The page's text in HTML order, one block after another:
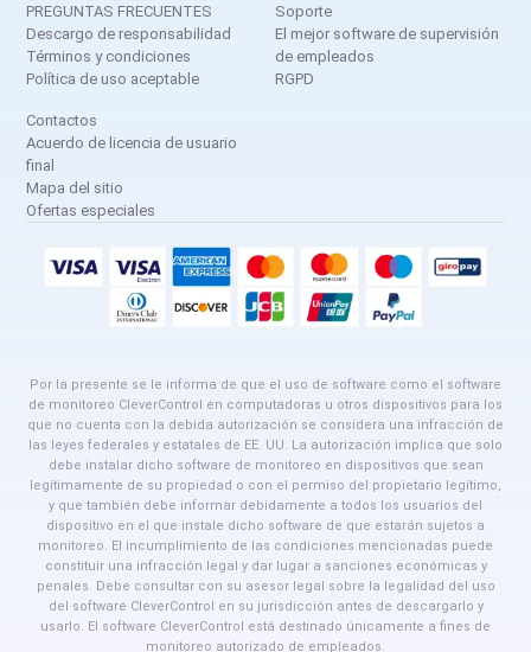
PREGUNTAS FRECUENTES
Descargo de responsabilidad
Términos y condiciones
Política de uso aceptable
Soporte
El mejor software de supervisión
de empleados
RGPD
Contactos
Acuerdo de licencia de usuario
final
Mapa del sitio
Ofertas especiales
Por la presente se le informa de que el uso de software como el software
de monitoreo CleverControl en computadoras u otros dispositivos para los
que no cuenta con la debida autorización se considera una infracción de
las leyes federales y estatales de EE. UU. La autorización implica que solo
debe instalar dicho software de monitoreo en dispositivos que sean
legítimamente de su propiedad o con el permiso del propietario legítimo,
y que también debe informar debidamente a todos los usuarios del
dispositivo en el que instale dicho software de que estarán sujetos a
monitoreo. El incumplimiento de las condiciones mencionadas puede
constituir una infracción legal y dar lugar a sanciones económicas y
penales. Debe consultar con su asesor legal sobre la legalidad del uso
del software CleverControl en su jurisdicción antes de descargarlo y
usarlo. El software CleverControl está destinado únicamente a fines de
monitoreo autorizado de empleados.